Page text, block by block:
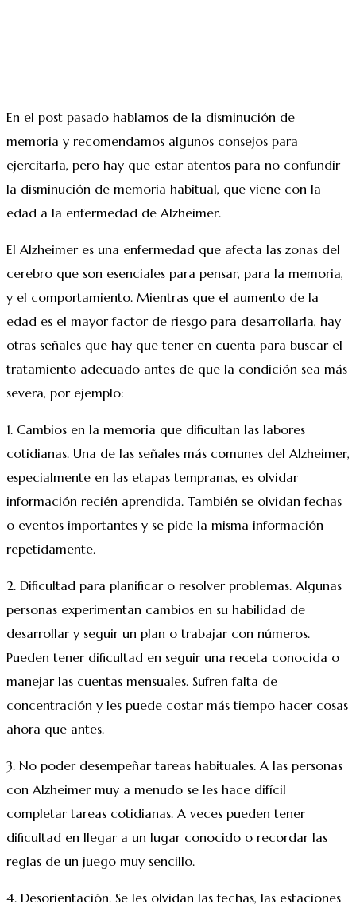
En el post pasado hablamos de la disminución de
memoria y recomendamos algunos consejos para
ejercitarla, pero hay que estar atentos para no confundir
la disminución de memoria habitual, que viene con la
edad a la enfermedad de Alzheimer.
El Alzheimer es una enfermedad que afecta las zonas del
cerebro que son esenciales para pensar, para la memoria,
y el comportamiento. Mientras que el aumento de la
edad es el mayor factor de riesgo para desarrollarla, hay
otras señales que hay que tener en cuenta para buscar el
tratamiento adecuado antes de que la condición sea más
severa, por ejemplo:
1. Cambios en la memoria que dificultan las labores
cotidianas. Una de las señales más comunes del Alzheimer,
especialmente en las etapas tempranas, es olvidar
información recién aprendida. También se olvidan fechas
o eventos importantes y se pide la misma información
repetidamente.
2. Dificultad para planificar o resolver problemas. Algunas
personas experimentan cambios en su habilidad de
desarrollar y seguir un plan o trabajar con números.
Pueden tener dificultad en seguir una receta conocida o
manejar las cuentas mensuales. Sufren falta de
concentración y les puede costar más tiempo hacer cosas
ahora que antes.
3. No poder desempeñar tareas habituales. A las personas
con Alzheimer muy a menudo se les hace difícil
completar tareas cotidianas. A veces pueden tener
dificultad en llegar a un lugar conocido o recordar las
reglas de un juego muy sencillo.
4. Desorientación. Se les olvidan las fechas, las estaciones